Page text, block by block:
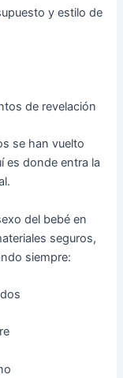
y estilo de
de revelación
se han vuelto
es donde entra la
del bebé en
seguros,
siempre: